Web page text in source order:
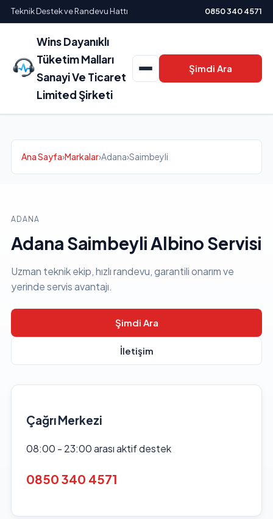
Teknik Destek ve Randevu Hattı 0850 340 4571
Wins Dayanıklı
Tüketim Malları
Sanayi Ve Ticaret
Limited Şirketi
Şimdi Ara
Ana Sayfa›Markalar›Adana›Saimbeyli
ADANA
Adana Saimbeyli Albino Servisi
Uzman teknik ekip, hızlı randevu, garantili onarım ve
yerinde servis avantajı.
Şimdi Ara
İletişim
Çağrı Merkezi
08:00 - 23:00 arası aktif destek
0850 340 4571